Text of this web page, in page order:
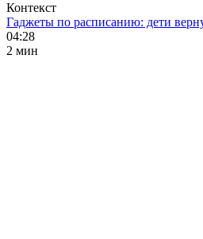
Контекст
Гаджеты по расписанию: дети
04:28
2 мин